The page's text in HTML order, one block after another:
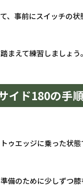
、事前にスイッチの
まえて練習しましょう。
イド180の手順
ゥエッジに乗った状態
備のために少しずつ膝